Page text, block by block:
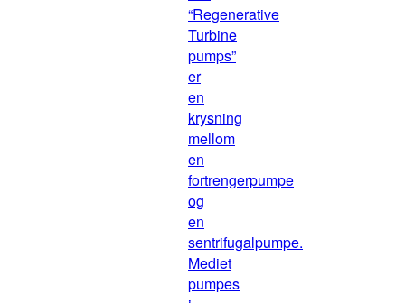
“Regenerative
Turbine
pumps”
er
en
krysning
mellom
en
fortrengerpumpe
og
en
sentrifugalpumpe.
Mediet
pumpes